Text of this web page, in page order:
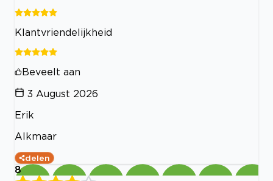
Klantvriendelijkheid
Beveelt aan
3 August 2026
Erik
Alkmaar
delen
8